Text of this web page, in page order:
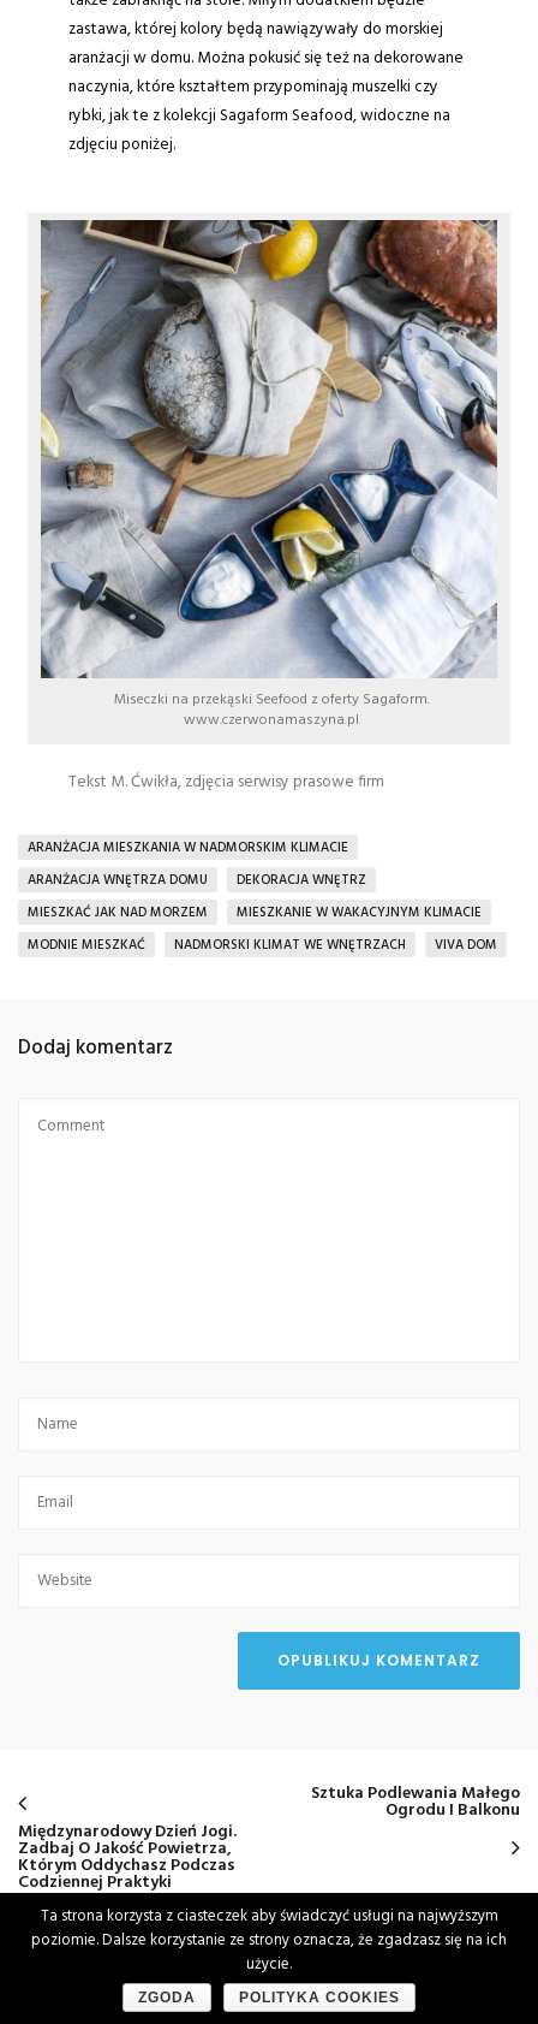
zastawa, której kolory będą nawiązywały do morskiej
aranżacji w domu. Można pokusić się też na dekorowane
naczynia, które kształtem przypominają muszelki czy
rybki, jak te z kolekcji Sagaform Seafood, widoczne na
zdjęciu poniżej.
Miseczki na przekąski Seefood z oferty Sagaform.
www.czerwonamaszyna.pl
Tekst M. Ćwikła, zdjęcia serwisy prasowe firm
ARANŻACJA MIESZKANIA W NADMORSKIM KLIMACIE
ARANŻACJA WNĘTRZA DOMU
DEKORACJA WNĘTRZ
MIESZKAĆ JAK NAD MORZEM
MIESZKANIE W WAKACYJNYM KLIMACIE
MODNIE MIESZKAĆ
NADMORSKI KLIMAT WE WNĘTRZACH VIVA DOM
Dodaj komentarz
Międzynarodowy Dzień Jogi.
Zadbaj O Jakość Powietrza,
Którym Oddychasz Podczas
Codziennej Praktyki
Sztuka Podlewania Małego
Ogrodu I Balkonu
KONTAKT
Ta strona korzysta z ciasteczek aby świadczyć usługi na najwyższym
poziomie. Dalsze korzystanie ze strony oznacza, że zgadzasz się na ich
użycie.
ZGODA POLITYKA COOKIES